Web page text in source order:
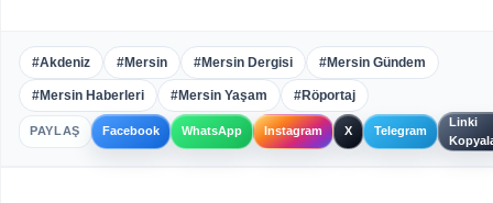
#Akdeniz #Mersin #Mersin Dergisi #Mersin Gündem
#Mersin Haberleri #Mersin Yaşam #Röportaj
PAYLAŞ Facebook WhatsApp Instagram X Telegram
Linki